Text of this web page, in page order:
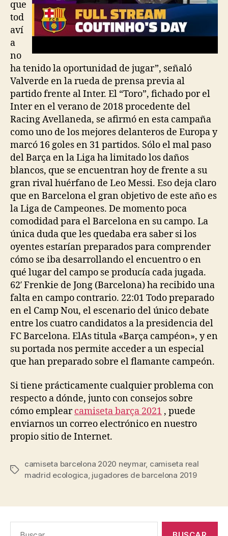
que
tod
aví
a
no
ha tenido la oportunidad de jugar”, señaló
Valverde en la rueda de prensa previa al
partido frente al Inter. El “Toro”, fichado por el
Inter en el verano de 2018 procedente del
Racing Avellaneda, se afirmó en esta campaña
como uno de los mejores delanteros de Europa y
marcó 16 goles en 31 partidos. Sólo el mal paso
del Barça en la Liga ha limitado los daños
blancos, que se encuentran hoy de frente a su
gran rival huérfano de Leo Messi. Eso deja claro
que en Barcelona el gran objetivo de este año es
la Liga de Campeones. De momento poca
comodidad para el Barcelona en su campo. La
única duda que les quedaba era saber si los
oyentes estarían preparados para comprender
cómo se iba desarrollando el encuentro o en
qué lugar del campo se producía cada jugada.
62′ Frenkie de Jong (Barcelona) ha recibido una
falta en campo contrario. 22:01 Todo preparado
en el Camp Nou, el escenario del único debate
entre los cuatro candidatos a la presidencia del
FC Barcelona. ElAs titula «Barça campéon», y en
su portada nos permite acceder a un especial
que han preparado sobre el flamante campeón.
Si tiene prácticamente cualquier problema con
respecto a dónde, junto con consejos sobre
cómo emplearcamiseta barça 2021 , puede
enviarnos un correo electrónico en nuestro
propio sitio de Internet.
Etiquetas
camiseta barcelona 2020 neymar, camiseta real
madrid ecologica, jugadores de barcelona 2019